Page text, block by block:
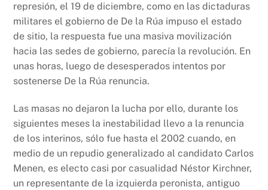
represión, el 19 de diciembre, como en las dictaduras
militares el gobierno de De la Rúa impuso el estado
de sitio, la respuesta fue una masiva movilización
hacia las sedes de gobierno, parecía la revolución. En
unas horas, luego de desesperados intentos por
sostenerse De la Rúa renuncia.
Las masas no dejaron la lucha por ello, durante los
siguientes meses la inestabilidad llevo a la renuncia
de los interinos, sólo fue hasta el 2002 cuando, en
medio de un repudio generalizado al candidato Carlos
Menen, es electo casi por casualidad Néstor Kirchner,
un representante de la izquierda peronista, antiguo